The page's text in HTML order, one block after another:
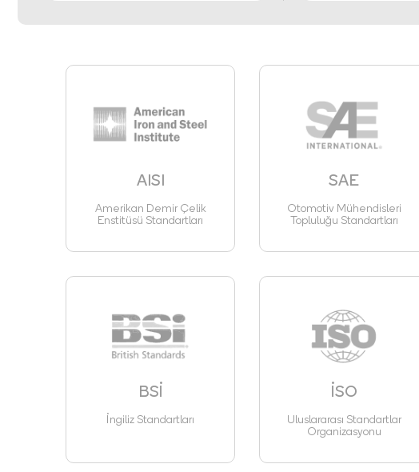
AISI
Amerikan Demir Çelik
Enstitüsü Standartları
SAE
Otomotiv Mühendisleri
Topluluğu Standartları
BSİ
İngiliz Standartları
İSO
Uluslararası Standartlar
Organizasyonu